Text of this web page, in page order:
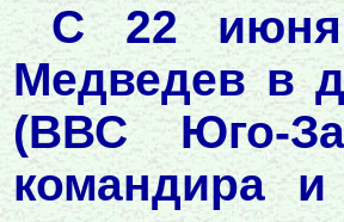
С 22 июня
Медведев в
(ВВС Юго-
командира и